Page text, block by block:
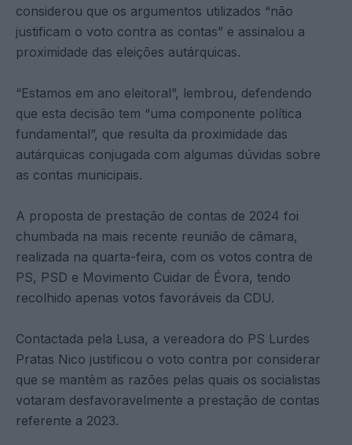
considerou que os argumentos utilizados “não
justificam o voto contra as contas” e assinalou a
proximidade das eleições autárquicas.
“Estamos em ano eleitoral”, lembrou, defendendo
que esta decisão tem “uma componente política
fundamental”, que resulta da proximidade das
autárquicas conjugada com algumas dúvidas sobre
as contas municipais.
A proposta de prestação de contas de 2024 foi
chumbada na mais recente reunião de câmara,
realizada na quarta-feira, com os votos contra de
PS, PSD e Movimento Cuidar de Évora, tendo
recolhido apenas votos favoráveis da CDU.
Contactada pela Lusa, a vereadora do PS Lurdes
Pratas Nico justificou o voto contra por considerar
que se mantêm as razões pelas quais os socialistas
votaram desfavoravelmente a prestação de contas
referente a 2023.